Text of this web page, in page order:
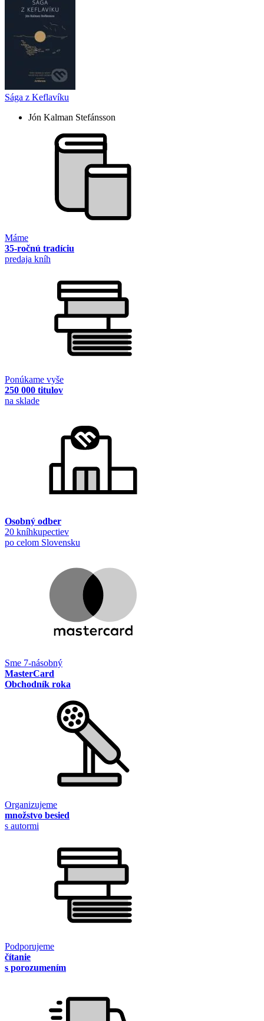
Sága z Keflavíku
Jón Kalman Stefánsson
Máme
35-ročnú tradíciu
predaja kníh
Ponúkame vyše
250 000 titulov
na sklade
Osobný odber
20 kníhkupectiev
po celom Slovensku
Sme 7-násobný
MasterCard
Obchodník roka
Organizujeme
množstvo besied
s autormi
Podporujeme
čítanie
s porozumením